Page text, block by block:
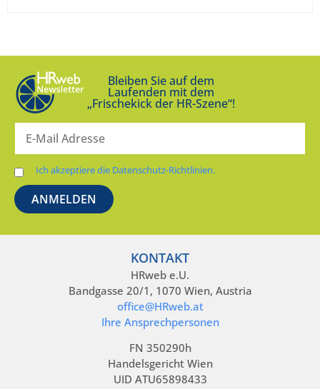
Bleiben Sie auf dem
Laufenden mit dem
„Frischekick der HR-Szene“!
Ich akzeptiere die Datenschutz-Richtlinien.
KONTAKT
HRweb e.U.
Bandgasse 20/1, 1070 Wien, Austria
office@HRweb.at
Ihre Ansprechpersonen
FN 350290h
Handelsgericht Wien
UID ATU65898433